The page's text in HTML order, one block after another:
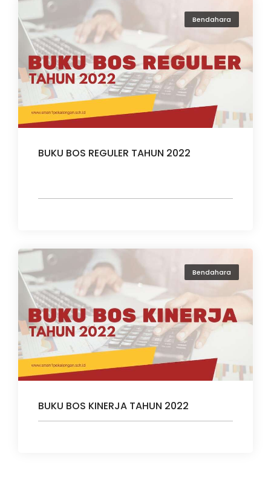
Bendahara
BUKU BOS REGULER TAHUN 2022
Bendahara
BUKU BOS KINERJA TAHUN 2022